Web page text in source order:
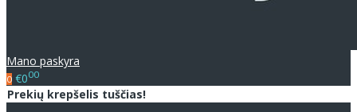
Mano paskyra
0 €000
Prekių krepšelis tuščias!